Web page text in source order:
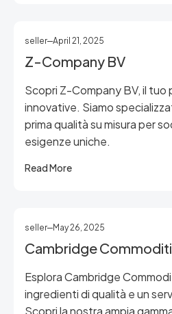
seller April 21, 2025
Z-Company BV
Scopri Z-Company BV, il tuo
innovative. Siamo
prima qualità su misura per
esigenze uniche.
Read More
seller May 26, 2025
Cambridge
Esplora Cambridge
ingredienti di qualità e un
Scopri la nostra ampia